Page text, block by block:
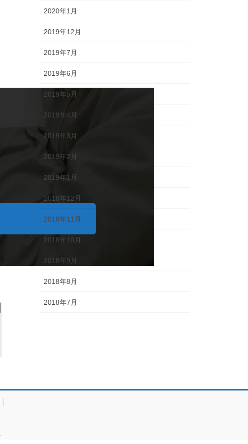
2020年1月
2019年12月
2019年7月
2019年6月
2019年5月
2019年4月
2019年3月
2019年2月
2019年1月
2018年12月
2018年11月
2018年10月
2018年9月
2018年8月
2018年7月